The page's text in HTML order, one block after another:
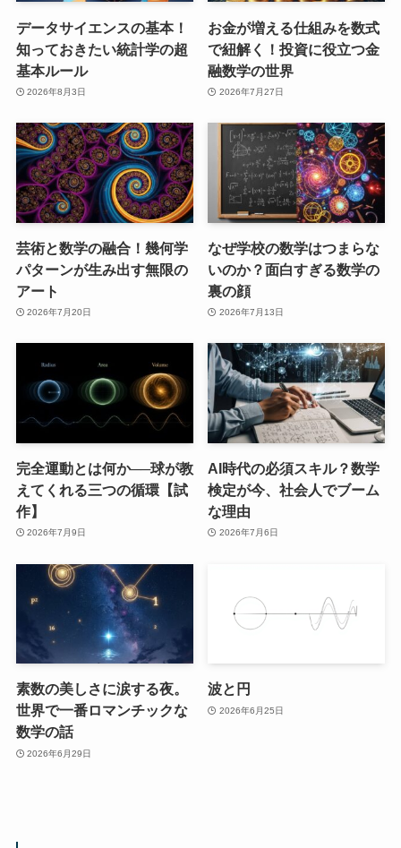
データサイエンスの基本！
知っておきたい統計学の超
基本ルール
2026年8月3日
お金が増える仕組みを数式
で紐解く！投資に役立つ金
融数学の世界
2026年7月27日
芸術と数学の融合！幾何学
パターンが生み出す無限の
アート
2026年7月20日
なぜ学校の数学はつまらな
いのか？面白すぎる数学の
裏の顔
2026年7月13日
完全運動とは何か──球が教
えてくれる三つの循環【試
作】
2026年7月9日
AI時代の必須スキル？数学
検定が今、社会人でブーム
な理由
2026年7月6日
素数の美しさに涙する夜。
世界で一番ロマンチックな
数学の話
2026年6月29日
波と円
2026年6月25日